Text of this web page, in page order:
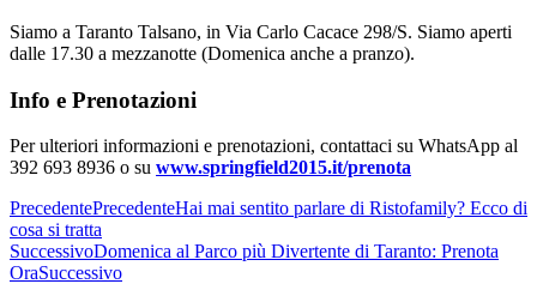
Siamo a Taranto Talsano, in Via Carlo Cacace 298/S. Siamo aperti
dalle 17.30 a mezzanotte (Domenica anche a pranzo).
Info e Prenotazioni
Per ulteriori informazioni e prenotazioni, contattaci su WhatsApp al
392 693 8936 o su www.springfield2015.it/prenota
PrecedentePrecedenteHai mai sentito parlare di Ristofamily? Ecco di
cosa si tratta
SuccessivoDomenica al Parco più Divertente di Taranto: Prenota
OraSuccessivo